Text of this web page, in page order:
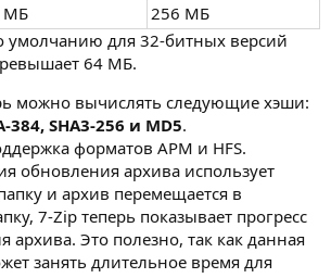
МБ
256 МБ
умолчанию для 32-битных версий
64 МБ.
можно вычислять следующие хэши:
384, SHA3-256 и MD5.
форматов APM и HFS.
обновления архива использует
и архив перемещается в
7-Zip теперь показывает прогресс
архива. Это полезно, так как данная
занять длительное время для